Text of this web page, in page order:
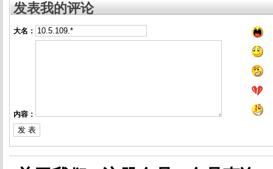
发表我的评论
大名：
内容：